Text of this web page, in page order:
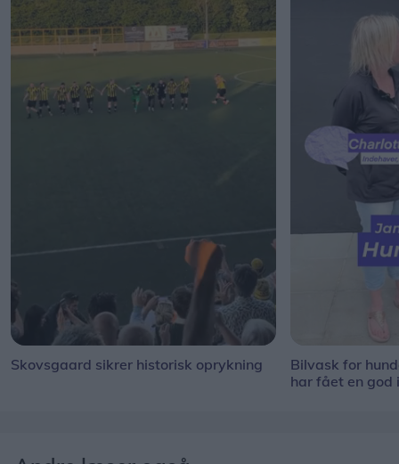
Skovsgaard sikrer historisk oprykning
Bilvask for
har fået en god